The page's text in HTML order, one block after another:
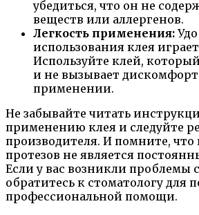
убедиться, что он не
веществ или аллергенов.
Легкость применения:
использования клея
Используйте клей,
и не вызывает
применении.
Не забывайте читать
применению клея и следуйте
производителя. И помните, что
протезов не является
Если у вас возникли проблемы
обратитесь к стоматологу для
профессиональной помощи.